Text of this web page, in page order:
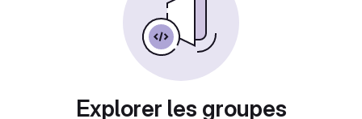
Explorer les groupes